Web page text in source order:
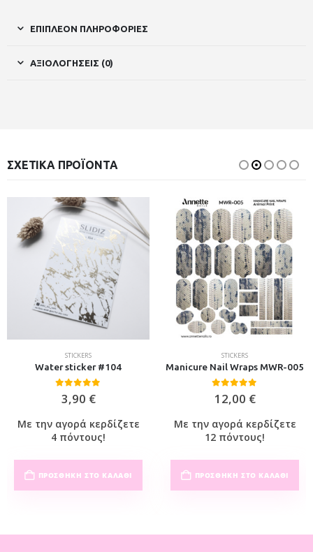
ΕΠΙΠΛΈΟΝ ΠΛΗΡΟΦΟΡΊΕΣ
ΑΞΙΟΛΟΓΉΣΕΙΣ (0)
ΣΧΕΤΙΚΆ ΠΡΟΪΌΝΤΑ
STICKERS
Water sticker #104
out of 5
3,90 €
Με την αγορά κερδίζετε
4 πόντους!
ΠΡΟΣΘΉΚΗ ΣΤΟ ΚΑΛΆΘΙ
STICKERS
Manicure Nail Wraps MWR-005
0out of 5
12,00 €
Με την αγορά κερδίζετε
12 πόντους!
ΠΡΟΣΘΉΚΗ ΣΤΟ ΚΑΛΆΘΙ